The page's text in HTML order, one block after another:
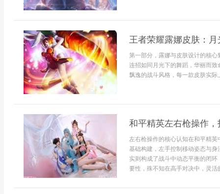
王者荣耀露娜皮肤：
第一部分，露娜与皮肤设计的核
连招如同月光下的舞蹈，华丽而
飘逸的战斗风格，每一款皮肤实际
和平精英左右枪操作
左右枪操作的核心认知在和平精
基础构建，左手控制移动姿态与
实则构成了战斗中动态平衡的闭
要性，殊不知在高手对决中，灵活